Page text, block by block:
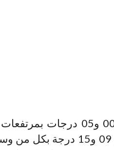
وستتراوح درجات الحرارة الدنيا، ما
الشرقية، وكذا المنطقة الشرقية، وما